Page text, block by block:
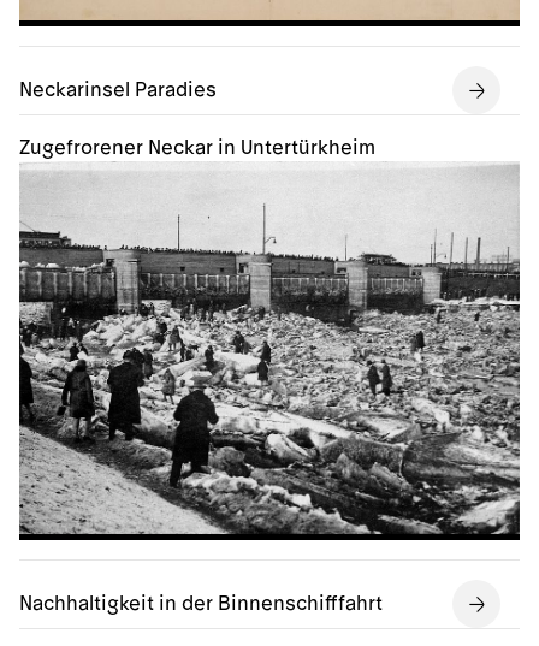
Neckarinsel Paradies
Zugefrorener Neckar in Untertürkheim
Nachhaltigkeit in der Binnenschifffahrt